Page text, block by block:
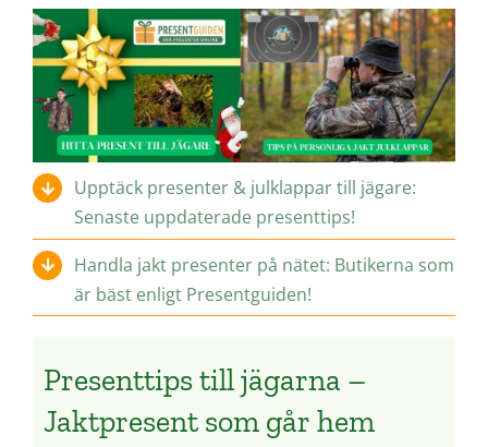
Upptäck presenter & julklappar till jägare:
Senaste uppdaterade presenttips!
Handla jakt presenter på nätet: Butikerna som
är bäst enligt Presentguiden!
Presenttips till jägarna –
Jaktpresent som går hem